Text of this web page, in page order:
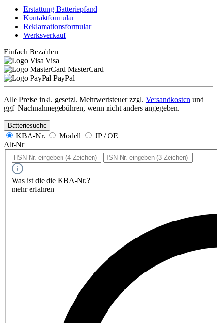
Erstattung Batteriepfand
Kontaktformular
Reklamationsformular
Werksverkauf
Einfach Bezahlen
Visa
MasterCard
PayPal
Alle Preise inkl. gesetzl. Mehrwertsteuer zzgl. Versandkosten und
ggf. Nachnahmegebühren, wenn nicht anders angegeben.
Batteriesuche
KBA-Nr. Modell
JP / OE
Alt-Nr
Was ist die die KBA-Nr.?
mehr erfahren